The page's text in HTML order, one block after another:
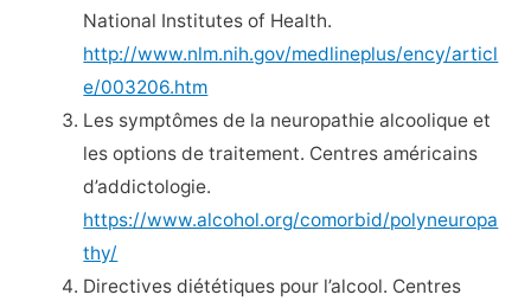
National Institutes of Health.
http://www.nlm.nih.gov/medlineplus/ency/articl
e/003206.htm
Les symptômes de la neuropathie alcoolique et
les options de traitement. Centres américains
d’addictologie.
https://www.alcohol.org/comorbid/polyneuropa
thy/
Directives diététiques pour l’alcool. Centres